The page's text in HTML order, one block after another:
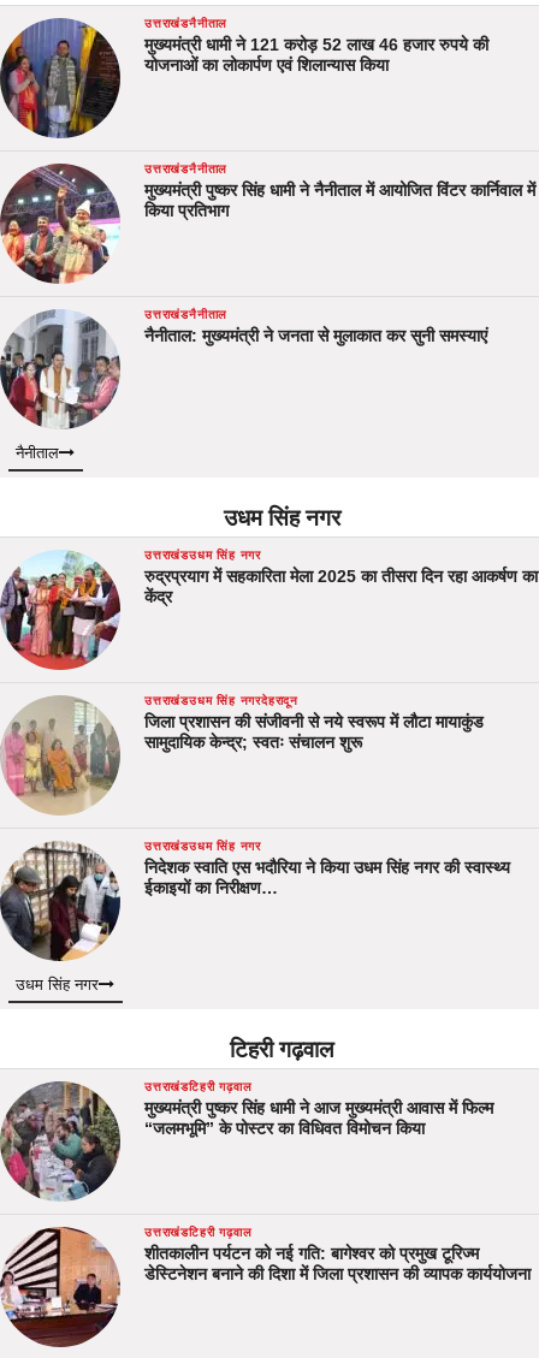
उत्तराखंडनैनीताल
मुख्यमंत्री धामी ने 121 करोड़ 52 लाख 46 हजार रुपये की
योजनाओं का लोकार्पण एवं शिलान्यास किया
उत्तराखंडनैनीताल
मुख्यमंत्री पुष्कर सिंह धामी ने नैनीताल में आयोजित विंटर कार्निवाल में
किया प्रतिभाग
उत्तराखंडनैनीताल
नैनीताल: मुख्यमंत्री ने जनता से मुलाकात कर सुनी समस्याएं
नैनीताल
उधम सिंह नगर
उत्तराखंडउधम सिंह नगर
रुद्रप्रयाग में सहकारिता मेला 2025 का तीसरा दिन रहा आकर्षण का
केंद्र
उत्तराखंडउधम सिंह नगरदेहरादून
जिला प्रशासन की संजीवनी से नये स्वरूप में लौटा मायाकुंड
सामुदायिक केन्द्र; स्वतः संचालन शुरू
उत्तराखंडउधम सिंह नगर
निदेशक स्वाति एस भदौरिया ने किया उधम सिंह नगर की स्वास्थ्य
ईकाइयों का निरीक्षण…
उधम सिंह नगर
टिहरी गढ़वाल
उत्तराखंडटिहरी गढ़वाल
मुख्यमंत्री पुष्कर सिंह धामी ने आज मुख्यमंत्री आवास में फिल्म
“जलमभूमि” के पोस्टर का विधिवत विमोचन किया
उत्तराखंडटिहरी गढ़वाल
शीतकालीन पर्यटन को नई गति: बागेश्वर को प्रमुख टूरिज्म
डेस्टिनेशन बनाने की दिशा में जिला प्रशासन की व्यापक कार्ययोजना